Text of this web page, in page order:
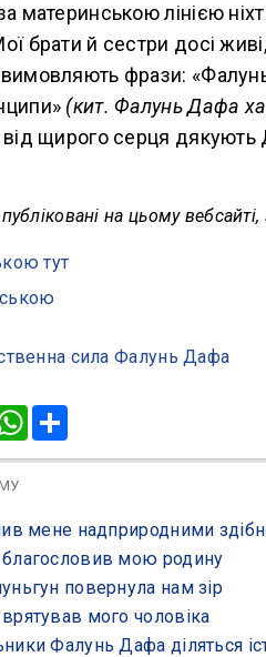
материнською лінією
брати й сестри досі
фрази:
(кит. Фалунь Дафа
від щирого серця
на цьому
тут
сила Фалунь Дафа
WhatsApp
мене надприродними
мою родину
повернула нам зір
мого чоловіка
Фалунь Дафа діляться